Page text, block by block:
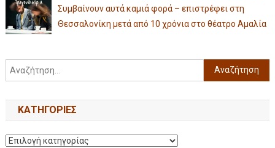
Συμβαίνουν αυτά καμιά φορά – επιστρέφει στη
Θεσσαλονίκη μετά από 10 χρόνια στο θέατρο Αμαλία
KΑΤΗΓΟΡΊΕΣ